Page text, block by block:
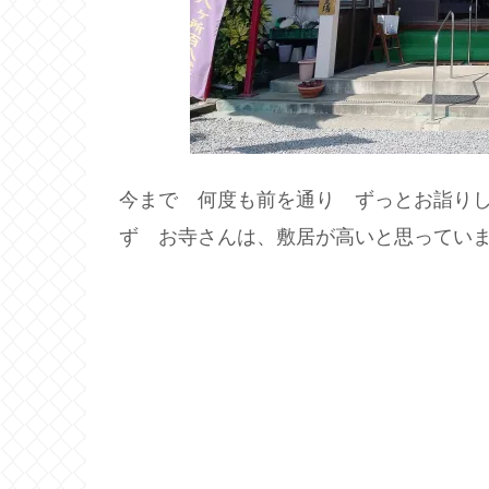
今まで 何度も前を通り ずっとお詣り
ず お寺さんは、敷居が高いと思ってい